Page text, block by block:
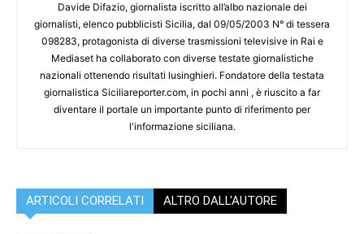
Davide Difazio, giornalista iscritto all’albo nazionale dei
giornalisti, elenco pubblicisti Sicilia, dal 09/05/2003 N° di tessera
098283, protagonista di diverse trasmissioni televisive in Rai e
Mediaset ha collaborato con diverse testate giornalistiche
nazionali ottenendo risultati lusinghieri. Fondatore della testata
giornalistica Siciliareporter.com, in pochi anni , è riuscito a far
diventare il portale un importante punto di riferimento per
l'informazione siciliana.
ARTICOLI CORRELATI ALTRO DALL'AUTORE